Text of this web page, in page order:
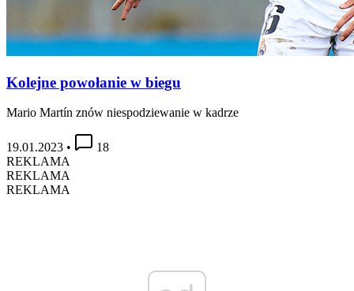
Kolejne powołanie w biegu
Mario Martín znów niespodziewanie w kadrze
19.01.2023 •
18
REKLAMA
REKLAMA
REKLAMA